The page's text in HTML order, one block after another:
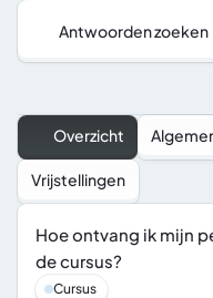
Antwoorden zoeken
Overzicht
Vrijstellingen
Hoe ontvang ik mijn
de cursus?
Cursus